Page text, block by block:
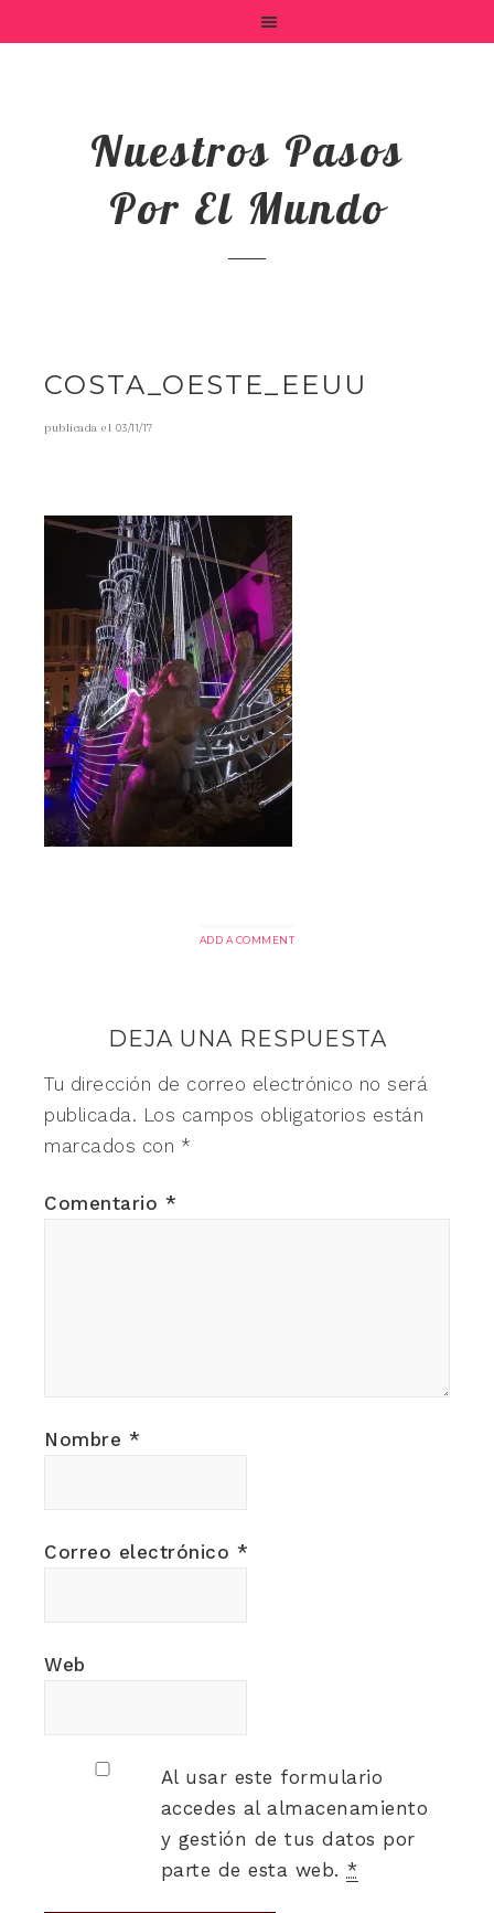
Nuestros Pasos
Por El Mundo
COSTA_OESTE_EEUU
publicada el 03/11/17
ADD A COMMENT
DEJA UNA RESPUESTA
Tu dirección de correo electrónico no será
publicada. Los campos obligatorios están
marcados con *
Comentario *
Nombre *
Correo electrónico *
Web
Al usar este formulario
accedes al almacenamiento
y gestión de tus datos por
parte de esta web. *